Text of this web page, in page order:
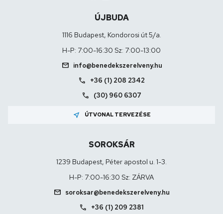
ÚJBUDA
1116 Budapest, Kondorosi út 5/a.
H-P: 7:00-16:30 Sz: 7:00-13:00
mail info@benedekszerelveny.hu
call +36 (1) 208 2342
call (30) 960 6307
near_me ÚTVONAL TERVEZÉSE
SOROKSÁR
1239 Budapest, Péter apostol u. 1-3.
H-P: 7:00-16:30 Sz: ZÁRVA
mail soroksar@benedekszerelveny.hu
call +36 (1) 209 2381